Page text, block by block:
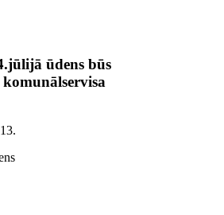
ūdens būs
komunālservisa
.